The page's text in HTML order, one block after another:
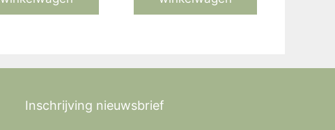
Inschrijving nieuwsbrief